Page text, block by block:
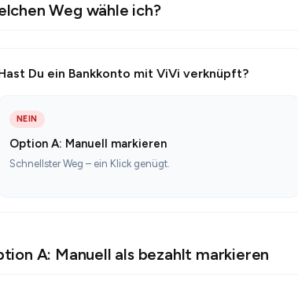
Weg wähle ich?
Du ein Bankkonto mit ViVi verknüpft?
NEIN
Option A: Manuell markieren
Schnellster Weg – ein Klick genügt.
A: Manuell als bezahlt markieren